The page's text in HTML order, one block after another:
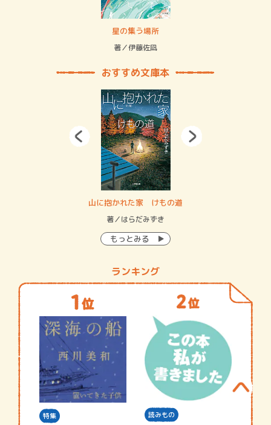
星の集う場所
著／伊藤佐凪
おすすめ文庫本
山に抱かれた家 けもの道
著／はらだみずき
もっとみる
ランキング
特集 読みもの